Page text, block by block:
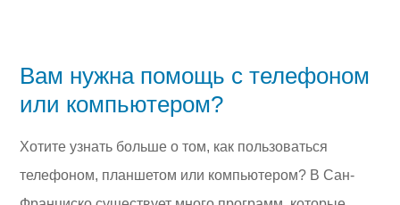
Вам нужна помощь с телефоном
или компьютером?
Хотите узнать больше о том, как пользоваться
телефоном, планшетом или компьютером? В Сан-